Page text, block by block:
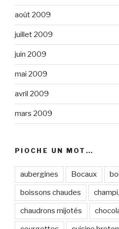
août 2009
juillet 2009
juin 2009
mai 2009
avril 2009
mars 2009
PIOCHE UN MOT…
aubergines Bocaux
boissons chaudes
chaudrons mijotés